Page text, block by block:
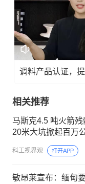
调料产品认证，
相关推荐
马斯克4.5 吨火箭
20米大坑掀起百万
科工视界观 打开APP
敏昂莱宣布：缅甸